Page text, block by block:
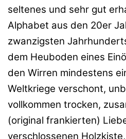
seltenes und sehr gut
Alphabet aus den 20er
zwanzigsten
dem Heuboden eines
den Wirren mindestens
Weltkriege verschont,
vollkommen trocken,
(original frankierten)
verschlossenen